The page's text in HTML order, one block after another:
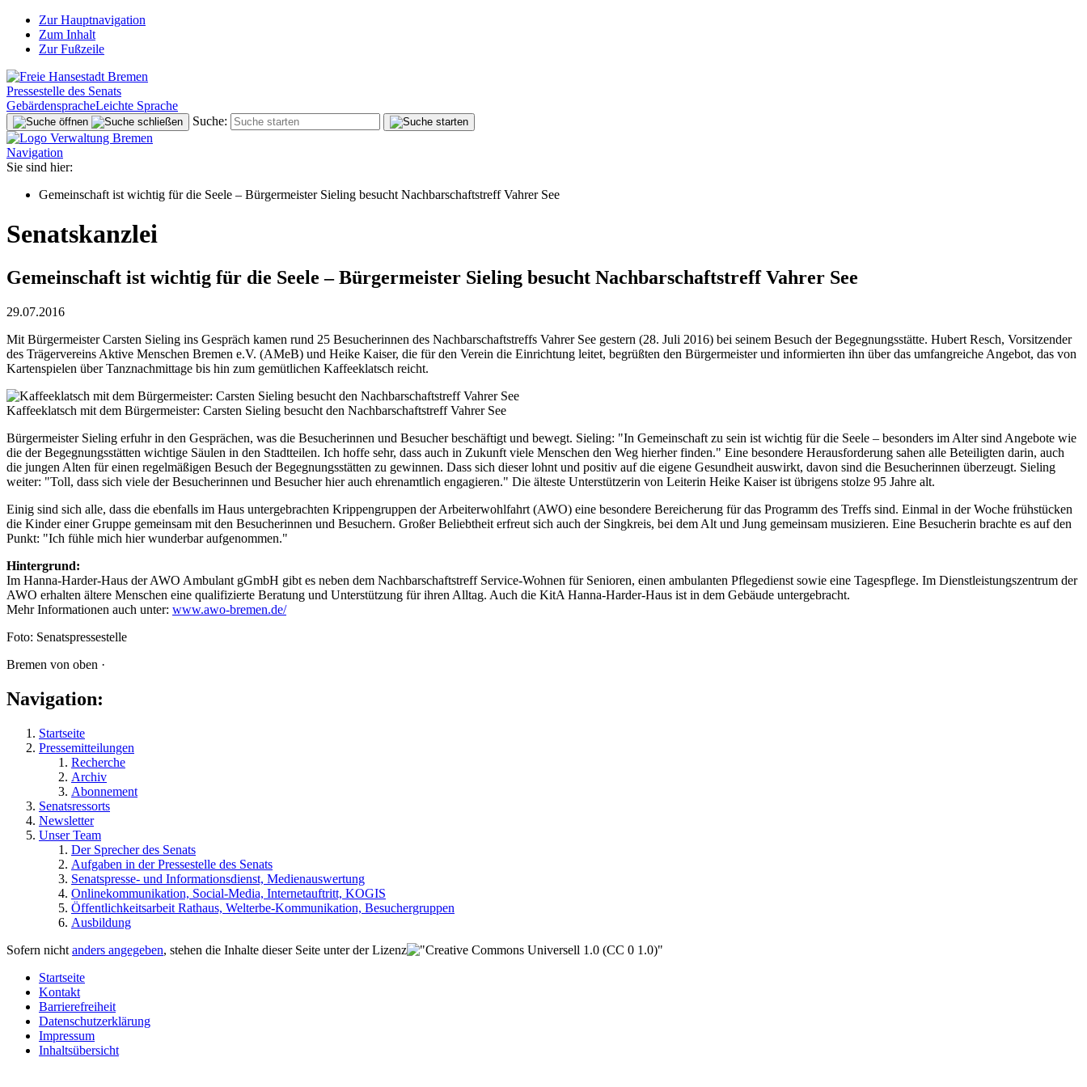
Zur Hauptnavigation
Zum Inhalt
Zur Fußzeile
Pressestelle des Senats
GebärdenspracheLeichte Sprache
Suche:
Navigation
Sie sind hier:
Gemeinschaft ist wichtig für die Seele – Bürgermeister Sieling besucht Nachbarschaftstreff Vahrer See
Senatskanzlei
Gemeinschaft ist wichtig für die Seele – Bürgermeister Sieling besucht Nachbarschaftstreff Vahrer See
29.07.2016
Mit Bürgermeister Carsten Sieling ins Gespräch kamen rund 25 Besucherinnen des Nachbarschaftstreffs Vahrer See gestern (28. Juli 2016) bei seinem Besuch der Begegnungsstätte. Hubert Resch, Vorsitzender
des Trägervereins Aktive Menschen Bremen e.V. (AMeB) und Heike Kaiser, die für den Verein die Einrichtung leitet, begrüßten den Bürgermeister und informierten ihn über das umfangreiche Angebot, das von
Kartenspielen über Tanznachmittage bis hin zum gemütlichen Kaffeeklatsch reicht.
Kaffeeklatsch mit dem Bürgermeister: Carsten Sieling besucht den Nachbarschaftstreff Vahrer See
Bürgermeister Sieling erfuhr in den Gesprächen, was die Besucherinnen und Besucher beschäftigt und bewegt. Sieling: "In Gemeinschaft zu sein ist wichtig für die Seele – besonders im Alter sind Angebote wie
die der Begegnungsstätten wichtige Säulen in den Stadtteilen. Ich hoffe sehr, dass auch in Zukunft viele Menschen den Weg hierher finden." Eine besondere Herausforderung sahen alle Beteiligten darin, auch
die jungen Alten für einen regelmäßigen Besuch der Begegnungsstätten zu gewinnen. Dass sich dieser lohnt und positiv auf die eigene Gesundheit auswirkt, davon sind die Besucherinnen überzeugt. Sieling
weiter: "Toll, dass sich viele der Besucherinnen und Besucher hier auch ehrenamtlich engagieren." Die älteste Unterstützerin von Leiterin Heike Kaiser ist übrigens stolze 95 Jahre alt.
Einig sind sich alle, dass die ebenfalls im Haus untergebrachten Krippengruppen der Arbeiterwohlfahrt (AWO) eine besondere Bereicherung für das Programm des Treffs sind. Einmal in der Woche frühstücken
die Kinder einer Gruppe gemeinsam mit den Besucherinnen und Besuchern. Großer Beliebtheit erfreut sich auch der Singkreis, bei dem Alt und Jung gemeinsam musizieren. Eine Besucherin brachte es auf den
Punkt: "Ich fühle mich hier wunderbar aufgenommen."
Hintergrund:
Im Hanna-Harder-Haus der AWO Ambulant gGmbH gibt es neben dem Nachbarschaftstreff Service-Wohnen für Senioren, einen ambulanten Pflegedienst sowie eine Tagespflege. Im Dienstleistungszentrum der
AWO erhalten ältere Menschen eine qualifizierte Beratung und Unterstützung für ihren Alltag. Auch die KitA Hanna-Harder-Haus ist in dem Gebäude untergebracht.
Mehr Informationen auch unter: www.awo-bremen.de/
Foto: Senatspressestelle
Bremen von oben ·
Navigation:
Startseite
Pressemitteilungen
Recherche
Archiv
Abonnement
Senatsressorts
Newsletter
Unser Team
Der Sprecher des Senats
Aufgaben in der Pressestelle des Senats
Senatspresse- und Informationsdienst, Medienauswertung
Onlinekommunikation, Social-Media, Internetauftritt, KOGIS
Öffentlichkeitsarbeit Rathaus, Welterbe-Kommunikation, Besuchergruppen
Ausbildung
Sofern nicht anders angegeben, stehen die Inhalte dieser Seite unter der Lizenz
Startseite
Kontakt
Barrierefreiheit
Datenschutzerklärung
Impressum
Inhaltsübersicht